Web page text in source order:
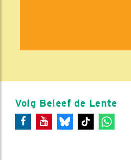
Volg Beleef de Lente